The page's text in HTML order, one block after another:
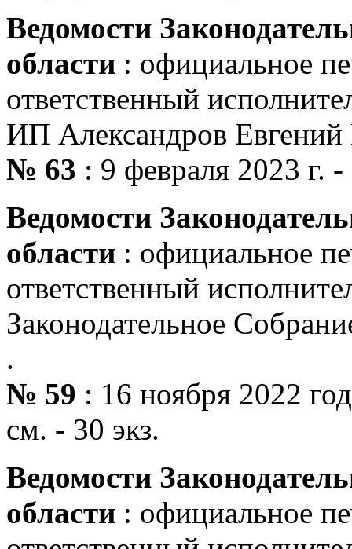
Ведомости
области : официальное
ответственный
ИП Александров
№ 63 : 9 февраля 2023 г.
Ведомости
области : официальное
ответственный
Законодательное
.
№ 59 : 16 ноября 2022
см. - 30 экз.
Ведомости
области : официальное